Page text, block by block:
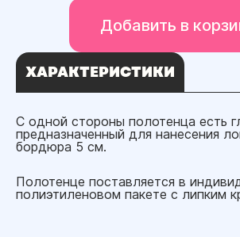
Добавить в
ХАРАКТЕРИСТИКИ
С одной стороны полотенца есть
предназначенный для нанесения
бордюра 5 см.
Полотенце поставляется в
полиэтиленовом пакете с липким